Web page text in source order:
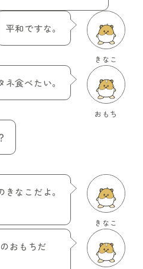
きなこ
平和ですな。
おもち
食べたい。
きなこ
なこだよ。
おもちだ